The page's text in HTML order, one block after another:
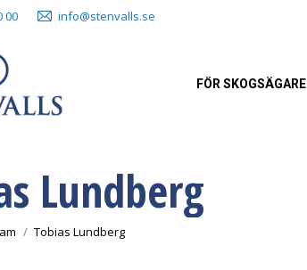
00 info@stenvalls.se
FÖR SKOGSÄGARE
Lundberg
Tobias Lundberg